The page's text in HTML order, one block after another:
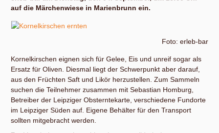
auf die Märchenwiese in Marienbrunn ein.
Foto: erleb-bar
Kornelkirschen eignen sich für Gelee, Eis und unreif sogar als
Ersatz für Oliven. Diesmal liegt der Schwerpunkt aber darauf,
aus den Früchten Saft und Likör herzustellen. Zum Sammeln
suchen die Teilnehmer zusammen mit Sebastian Homburg,
Betreiber der Leipziger Obsterntekarte, verschiedene Fundorte
im Leipziger Süden auf. Eigene Behälter für den Transport
sollten mitgebracht werden.